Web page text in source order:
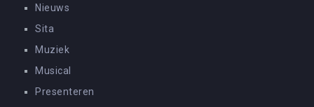
Nieuws
Sita
Muziek
Musical
Presenteren